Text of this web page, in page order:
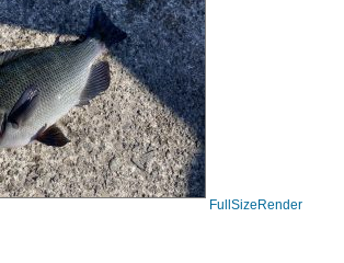
FullSizeRender